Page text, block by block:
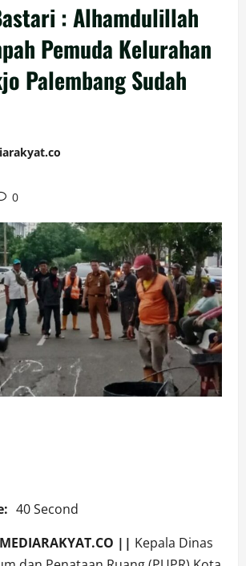
: Alhamdulillah
Pemuda Kelurahan
Palembang Sudah
0
40 Second
|| Kepala Dinas